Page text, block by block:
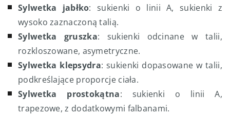
Sylwetka jabłko: sukienki o linii A, sukienki z
wysoko zaznaczoną talią.
Sylwetka gruszka: sukienki odcinane w talii,
rozkloszowane, asymetryczne.
Sylwetka klepsydra: sukienki dopasowane w talii,
podkreślające proporcje ciała.
Sylwetka prostokątna: sukienki o linii A,
trapezowe, z dodatkowymi falbanami.